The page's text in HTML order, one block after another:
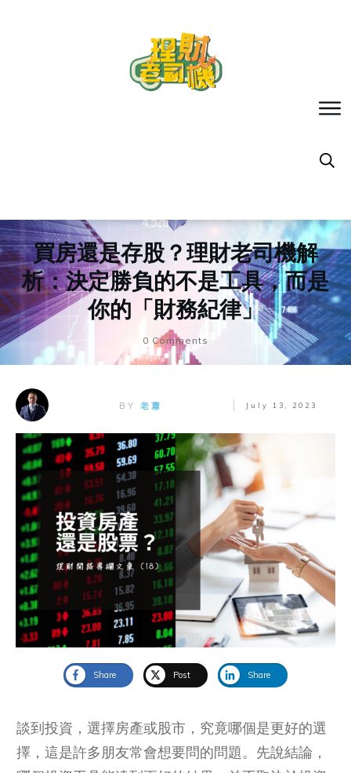
買房還是存股？理財老司機解
析：決定勝負的不是工具，而是
你的「財務紀律」
0 Comments
BY老蕭 July 13, 2023
Share Post Share
談到投資，選擇房產或股市，究竟哪個是更好的選
擇，這是許多朋友常會想要問的問題。先說結論，